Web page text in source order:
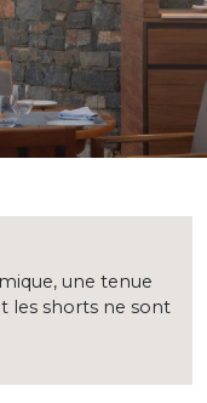
une tenue
les shorts ne sont